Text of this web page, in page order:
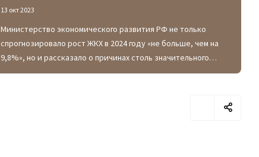
13 окт 2023
Министерство экономического развития РФ не только
спрогнозировало рост ЖКХ в 2024 году «не больше, чем на
9,8%», но и рассказало о причинах столь значительного
подорожания тарифов. В их числе не только пресловутая